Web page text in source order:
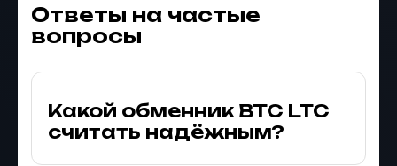
Ответы на частые
вопросы
Какой обменник BTC LTC
считать надёжным?